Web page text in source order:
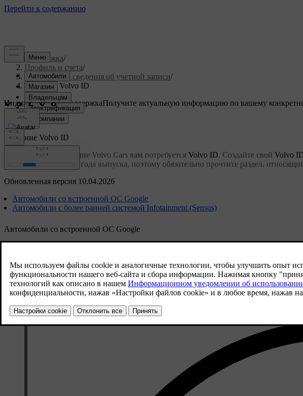
Поддержка/
Профиль и счета/
Подробные сведения об учетной записи/
Создание Volvo ID
Индивидуальная поддержкаПолучите актуальную информацию по вашему
Войти
Обновленная версия 10.04.2026
Создание Volvo ID
Для входа в приложение Volvo Cars вам потребуется Volvo ID. Создайте свой Volvo
модели автомобиля и года выпуска, поэтому обязательно прочтите раздел,
Автомобили со встроенной ОС Google
Автомобили с более ранней системой Infotainment (Sensus)
Автомобили со встроенной ОС Google